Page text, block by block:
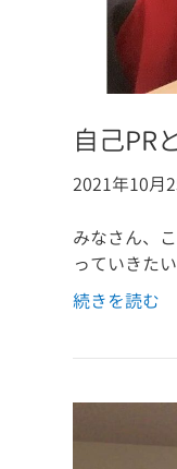
自己PR
2021年10月
みなさん、
っていきた
続きを読む